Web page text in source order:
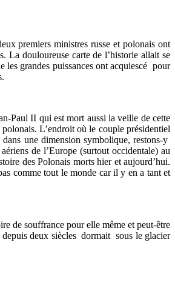
premiers ministres russe et polonais ont
La douloureuse carte de l’historie allait se
les grandes puissances ont acquiescé pour
Paul II qui est mort aussi la veille de cette
L’endroit où le couple présidentiel
une dimension symbolique, restons-y
de l’Europe (surtout occidentale) au
des Polonais morts hier et aujourd’hui.
comme tout le monde car il y en a tant et
de souffrance pour elle même et peut-être
depuis deux siècles dormait sous le glacier